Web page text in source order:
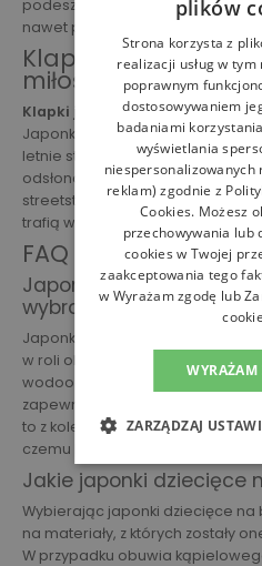
podeszwa zewnętrzna
nawet po mokrych i śliskich
Klapki japonki
miłośników
Klapki japonki dziecięcez
Japonki dla najmłodszych w
letnie stylizacje mocniejszym
odsłona klapek w
streetstyle24.pl prezentujemy
trafią w gusta zarówno młodszej,
FAQ
Japonki dla dzieci czy
wybrać?
Japonki to praktyczne
w roli obuwia kąpielowego, jak i
wodoodpornej gumy i gumowej
zapewnią stabilny krok nawet na
to z kolei komfortowe obuwie
czemu będą wygodną opcją na
Jakie japonki dziecięce
Wybierając japonki dziecięce
na materiały, z których zostały
W przypadku obuwia
plików
Strona korzysta z
realizacji usług w tym
poprawnym
dostosowywaniem
badaniami
wyświetlania
reklam) zgodnie z
Cookies. Możesz
przechowywania lub
cookies w Twojej
zaakceptowania tego
w Wyrażam zgodę lub
WYRAŻAM
ZARZĄDZAJ